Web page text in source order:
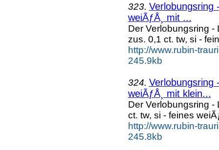
323. Verlobungsring
weiÃƒÅ¸ mit ...
Der Verlobungsring -
zus. 0,1 ct. tw, si -
http://www.rubin-
245.9kb
324. Verlobungsring
weiÃƒÅ¸ mit klein...
Der Verlobungsring -
ct. tw, si - feines
http://www.rubin-
245.8kb